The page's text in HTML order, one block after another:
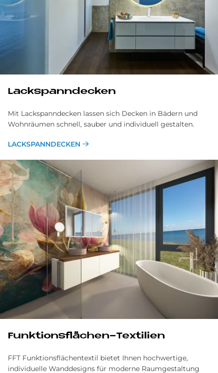
Lackspann­decken
Mit Lackspanndecken lassen sich Decken in Bädern und
Wohnräumen schnell, sauber und individuell gestalten.
LACKSPANNDECKEN
Funk­ti­ons­flä­chen-Tex­ti­li­en
FFT Funktionsflächentextil bietet Ihnen hochwertige,
individuelle Wanddesigns für moderne Raumgestaltung